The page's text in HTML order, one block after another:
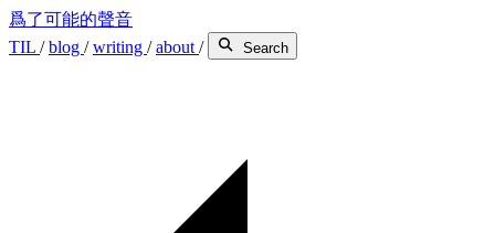
爲了可能的聲音
TIL /blog /writing /about / Search